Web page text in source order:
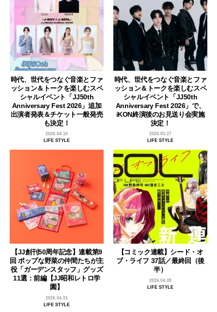
時代、世代をつなぐ音楽とファ
ッション＆トークを楽しむスペ
シャルイベント「JJ50th
Anniversary Fest 2026」追加
出演者発表＆チケット一般発売
も決定！
2026.04.10
LIFE STYLE
時代、世代をつなぐ音楽とファ
ッション＆トークを楽しむスペ
シャルイベント「JJ50th
Anniversary Fest 2026」で、
iKON終演後のお見送り会実施
決定！
2026.03.27
LIFE STYLE
【JJ創刊50周年記念】連載第9
回 ポップな野菜の仲間たちが主
役「ガーデンスタッフ」グッズ
11選：前編【JJ昭和レトロ学
園】
2026.04.01
LIFE STYLE
【コミック連載】シード・オ
ブ・ライフ 37話／最終回（後
半）
2026.04.09
LIFE STYLE